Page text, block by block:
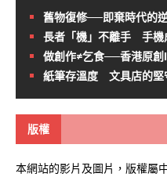
舊物復修──即棄時代的
長者「機」不離手 手機
做創作≠乞食──香港原創
紙筆存溫度 文具店的堅
版權
本網站的影片及圖片，版權屬